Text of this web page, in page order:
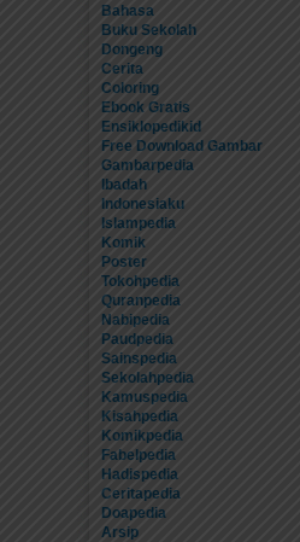
Bahasa
Buku Sekolah
Dongeng
Cerita
Coloring
Ebook Gratis
Ensiklopedikid
Free Download Gambar
Gambarpedia
Ibadah
Indonesiaku
Islampedia
Komik
Poster
Tokohpedia
Quranpedia
Nabipedia
Paudpedia
Sainspedia
Sekolahpedia
Kamuspedia
Kisahpedia
Komikpedia
Fabelpedia
Hadispedia
Ceritapedia
Doapedia
Arsip